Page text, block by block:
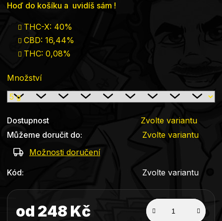
Hoď do košíku a uvidíš sám !
THC-X: 40%
CBD: 16,44%
THC: 0,08%
Množství
Dostupnost
Zvolte variantu
Můžeme doručit do:
Zvolte variantu
Možnosti doručení
Kód: Zvolte variantu
od 248 Kč